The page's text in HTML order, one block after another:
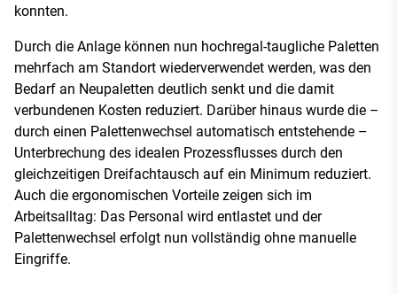
konnten.
Durch die Anlage können nun hochregal-taugliche Paletten
mehrfach am Standort wiederverwendet werden, was den
Bedarf an Neupaletten deutlich senkt und die damit
verbundenen Kosten reduziert. Darüber hinaus wurde die –
durch einen Palettenwechsel automatisch entstehende –
Unterbrechung des idealen Prozessflusses durch den
gleichzeitigen Dreifachtausch auf ein Minimum reduziert.
Auch die ergonomischen Vorteile zeigen sich im
Arbeitsalltag: Das Personal wird entlastet und der
Palettenwechsel erfolgt nun vollständig ohne manuelle
Eingriffe.